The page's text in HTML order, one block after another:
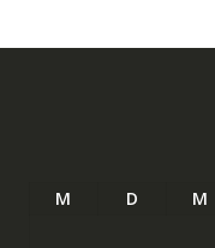
M D M